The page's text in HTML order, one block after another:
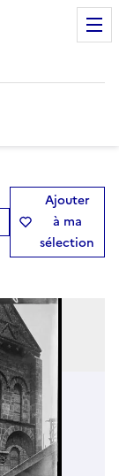
Ajouter
à ma
sélection